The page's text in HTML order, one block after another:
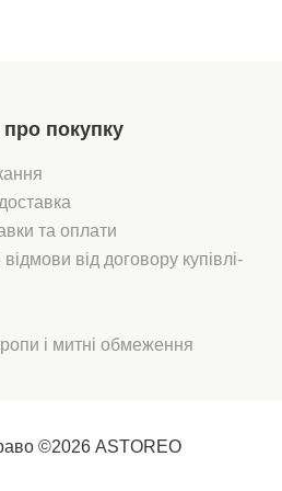
Цей
з
покупку
та оплати
відмови від договору купівлі-
і митні обмеження
©2026 ASTOREO